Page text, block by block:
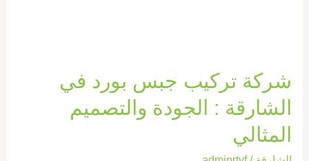
شركة تركيب جبس بورد في
الشارقة : الجودة والتصميم
المثالي